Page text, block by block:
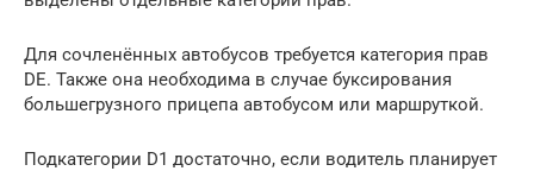
Для сочленённых автобусов требуется категория прав
DE. Также она необходима в случае буксирования
большегрузного прицепа автобусом или маршруткой.
Подкатегории D1 достаточно, если водитель планирует